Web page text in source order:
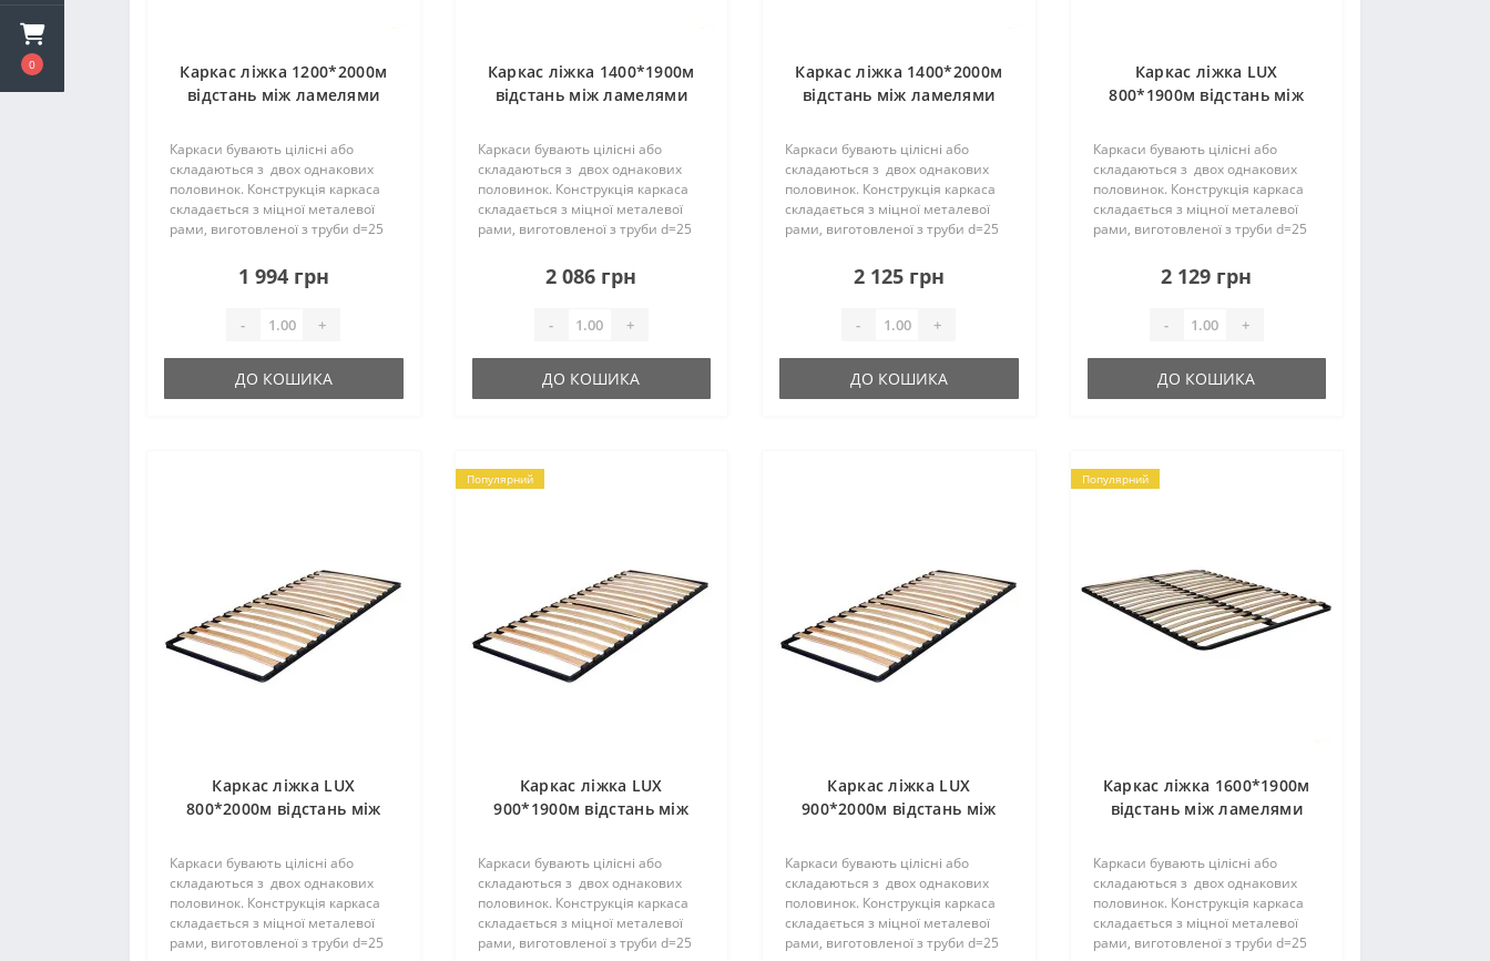
0
Каркас ліжка 1200*2000м
відстань між ламелями
П25*25*1,2мм
Каркаси бувають цілісні або
складаються з двох однакових
половинок. Конструкція каркаса
складається з міцної металевої
рами, виготовленої з труби d=25
складати – 18 (19) шт. на одне
спальне місце, вони..
1 994 грн
- +
ДО КОШИКА
Каркас ліжка 1400*1900м
відстань між ламелями
П25*25*1,2мм
Каркаси бувають цілісні або
складаються з двох однакових
половинок. Конструкція каркаса
складається з міцної металевої
рами, виготовленої з труби d=25
складати – 18 (19) шт. на одне
спальне місце, вони..
2 086 грн
- +
ДО КОШИКА
Каркас ліжка 1400*2000м
відстань між ламелями
П25*25*1,2мм
Каркаси бувають цілісні або
складаються з двох однакових
половинок. Конструкція каркаса
складається з міцної металевої
рами, виготовленої з труби d=25
складати – 18 (19) шт. на одне
спальне місце, вони..
2 125 грн
- +
ДО КОШИКА
Каркас ліжка LUX
800*1900м відстань між
ламелей) П25*25*1,2мм
Каркаси бувають цілісні або
складаються з двох однакових
половинок. Конструкція каркаса
складається з міцної металевої
рами, виготовленої з труби d=25
складати – 22 (23) шт. на одне
спальне місце, вони..
2 129 грн
- +
ДО КОШИКА
Каркас ліжка LUX
800*2000м відстань між
ламелей) П25*25*1,2мм
Каркаси бувають цілісні або
складаються з двох однакових
половинок. Конструкція каркаса
складається з міцної металевої
рами, виготовленої з труби d=25
Популярний
Каркас ліжка LUX
900*1900м відстань між
ламелей) П25*25*1,2мм
Каркаси бувають цілісні або
складаються з двох однакових
половинок. Конструкція каркаса
складається з міцної металевої
рами, виготовленої з труби d=25
Каркас ліжка LUX
900*2000м відстань між
ламелей) П25*25*1,2мм
Каркаси бувають цілісні або
складаються з двох однакових
половинок. Конструкція каркаса
складається з міцної металевої
рами, виготовленої з труби d=25
Популярний
Каркас ліжка 1600*1900м
відстань між ламелями
П25*25*1,2мм
Каркаси бувають цілісні або
складаються з двох однакових
половинок. Конструкція каркаса
складається з міцної металевої
рами, виготовленої з труби d=25